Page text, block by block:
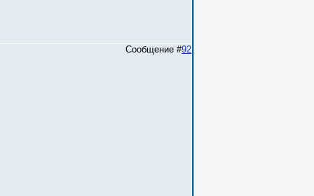
Сообщение #92